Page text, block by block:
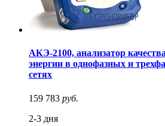
АКЭ-2100, анализатор
энергии в однофазных и
сетях
159 783 руб.
2-3 дня